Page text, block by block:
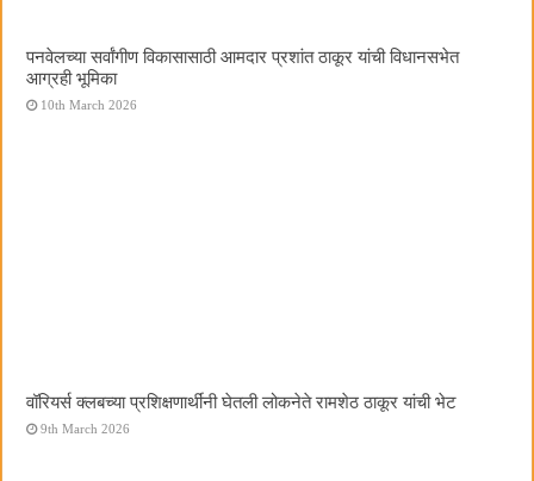
पनवेलच्या सर्वांगीण विकासासाठी आमदार प्रशांत ठाकूर यांची विधानसभेत
आग्रही भूमिका
10th March 2026
वॉरियर्स क्लबच्या प्रशिक्षणार्थींनी घेतली लोकनेते रामशेठ ठाकूर यांची भेट
9th March 2026